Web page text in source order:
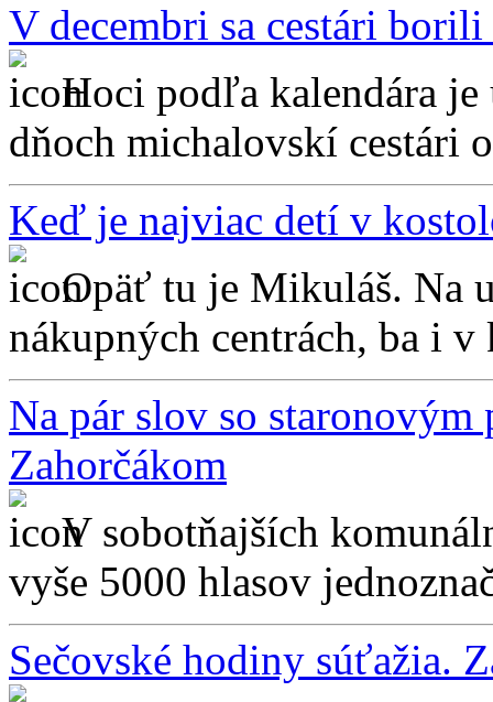
V decembri sa cestári
Hoci podľa kalendára
dňoch michalovskí cestári
Keď je najviac detí v
Opäť tu je Mikuláš. Na
nákupných centrách, ba i v
Na pár slov so
Zahorčákom
V sobotňajších
vyše 5000 hlasov
Sečovské hodiny súťažia.